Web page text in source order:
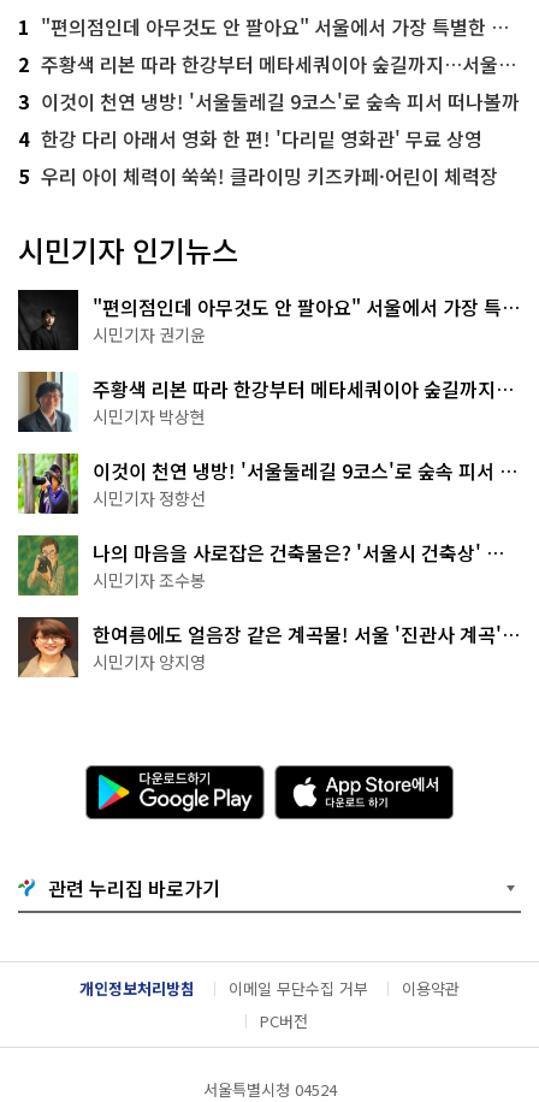
1 "편의점인데 아무것도 안 팔아요" 서울에서 가장 특별한 편의점의 정체
2 주황색 리본 따라 한강부터 메타세쿼이아 숲길까지…서울둘레길 15코스
3 이것이 천연 냉방! '서울둘레길 9코스'로 숲속 피서 떠나볼까
4 한강 다리 아래서 영화 한 편! '다리밑 영화관' 무료 상영
5 우리 아이 체력이 쑥쑥! 클라이밍 키즈카페·어린이 체력장
시민기자 인기뉴스
"편의점인데 아무것도 안 팔아요" 서울에서 가장 특별
한 편의점의 정체
시민기자 권기윤
주황색 리본 따라 한강부터 메타세쿼이아 숲길까지…
서울둘레길 15코스
시민기자 박상현
이것이 천연 냉방! '서울둘레길 9코스'로 숲속 피서 떠
나볼까
시민기자 정향선
나의 마음을 사로잡은 건축물은? '서울시 건축상' 수
상작 공개!
시민기자 조수봉
한여름에도 얼음장 같은 계곡물! 서울 '진관사 계곡'이
천국이네~
시민기자 양지영
다
운
로
기
G
o
g
l
e
l
A
p
p
e
서
다
운
드
관련 누리집 바로가기
개인정보처리방침 이메일 무단수집 거부
이용약관
PC버전
서울특별시청 04524